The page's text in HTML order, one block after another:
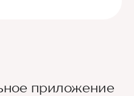
приложение